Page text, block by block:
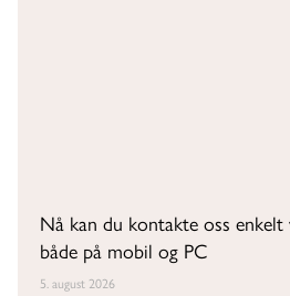
Nå kan du kontakte oss
både på mobil og PC
5. august 2026